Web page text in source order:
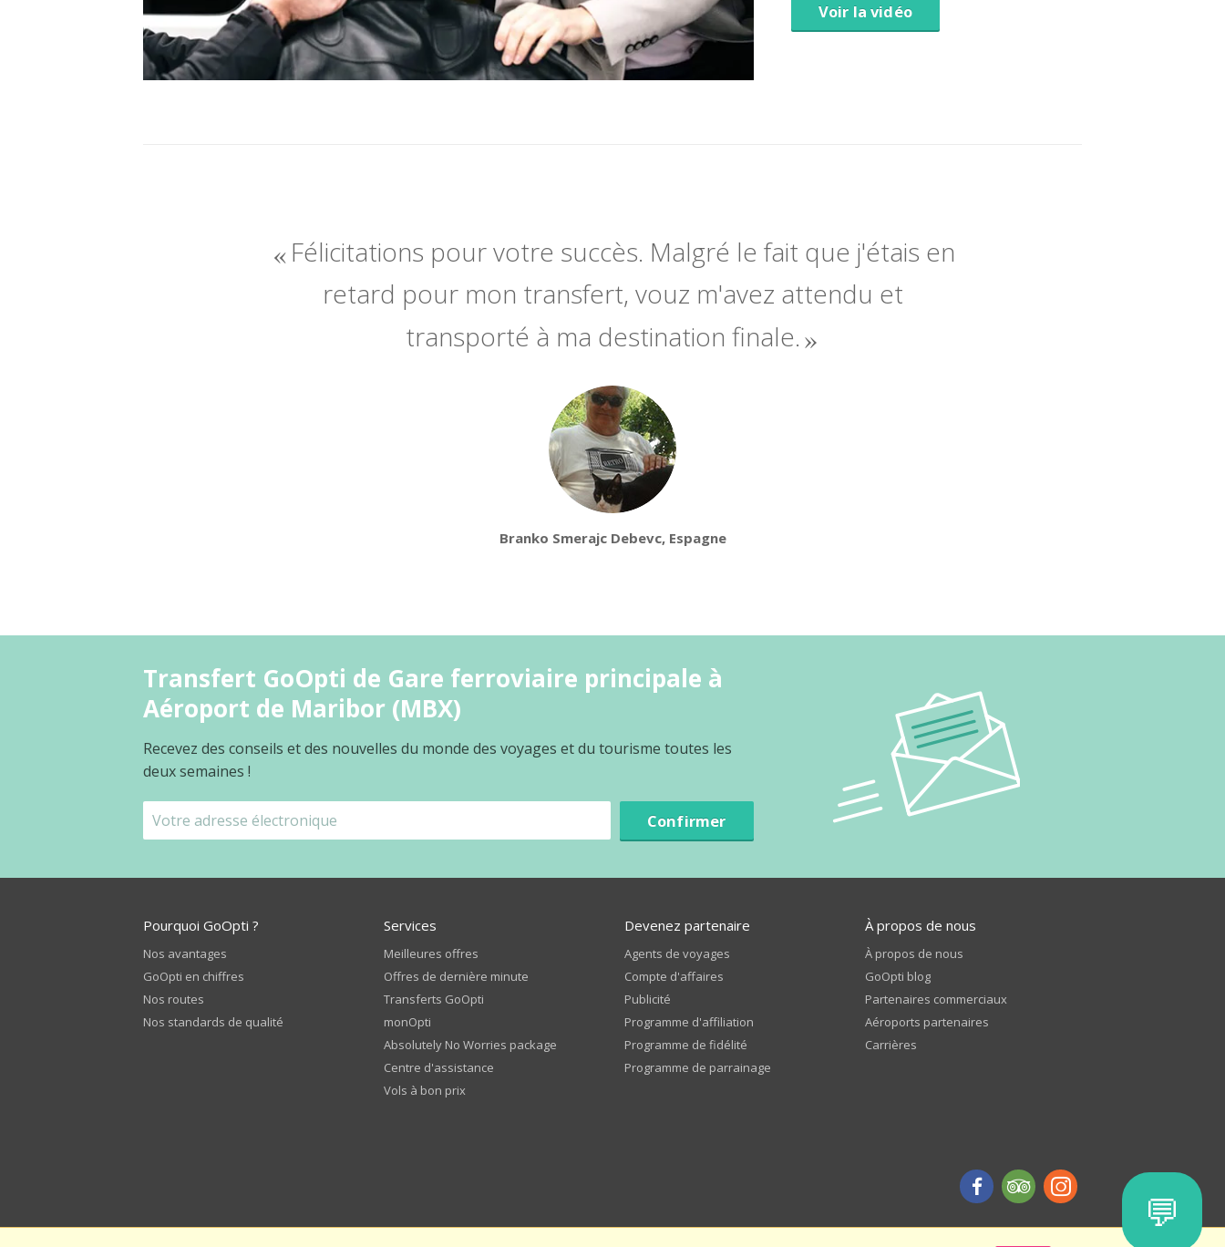
Voir la vidéo
Félicitations pour votre succès. Malgré le fait que j'étais en
retard pour mon transfert, vouz m'avez attendu et
transporté à ma destination finale.
Branko Smerajc Debevc, Espagne
Transfert GoOpti de Gare ferroviaire principale à
Aéroport de Maribor (MBX)
Recevez des conseils et des nouvelles du monde des voyages et du tourisme toutes les
deux semaines !
Confirmer
Pourquoi GoOpti ?
Nos avantages
GoOpti en chiffres
Nos routes
Nos standards de qualité
Services
Meilleures offres
Offres de dernière minute
Transferts GoOpti
monOpti
Absolutely No Worries package
Centre d'assistance
Vols à bon prix
Devenez partenaire
Agents de voyages
Compte d'affaires
Publicité
Programme d'affiliation
Programme de fidélité
Programme de parrainage
À propos de nous
À propos de nous
GoOpti blog
Partenaires commerciaux
Aéroports partenaires
Carrières
💬